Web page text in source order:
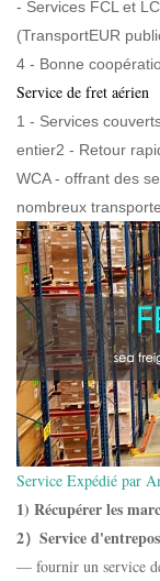
- Services FCL et
(TransportEUR
4 - Bonne
Service de fret aérien
1 - Services
entier2 - Retour
WCA - offrant des
nombreux
Service Expédié par
1) Récupérer les
2）Service
— fournir un service